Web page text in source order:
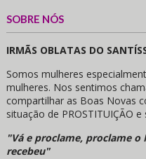
SOBRE NÓS
IRMÃS OBLATAS DO
Somos mulheres
mulheres. Nos sentimos
compartilhar as Boas Novas
situação de PROSTITUIÇÃO
"Vá e proclame, proclame
recebeu"